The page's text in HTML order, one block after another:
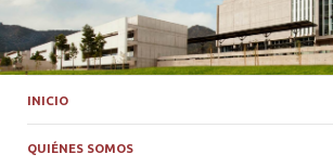
INICIO
QUIÉNES SOMOS